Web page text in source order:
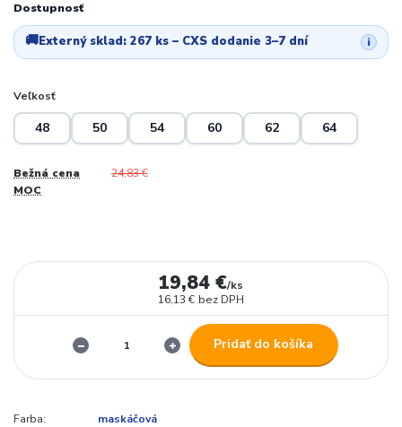
Dostupnosť
🚚Externý sklad: 267 ks – CXS dodanie 3–7 dní i
Veľkosť
48 50 54 60 62 64
Bežná cena
MOC
24,83 €
19,84 €/ks
16,13 € bez DPH
Pridať do košíka
Farba:
maskáčová